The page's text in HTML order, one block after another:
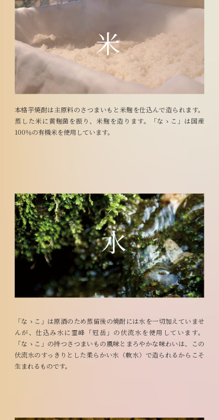
本格芋焼酎は主原料のさつまいもと米麹を仕込んで造られます。
蒸した米に黄麹菌を振り、米麹を造ります。「なゝこ」は国産
100％の有機米を使用しています。
「なゝこ」は原酒のため蒸留後の焼酎には水を一切加えていませ
んが、仕込み水に霊峰「冠岳」の伏流水を使用しています。
「なゝこ」の持つさつまいもの風味とまろやかな味わいは、この
伏流水のすっきりとした柔らかい水（軟水）で造られるからこそ
生まれるものです。